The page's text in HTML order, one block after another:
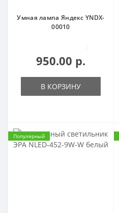
Умная лампа Яндекс YNDX-
00010
950.00 р.
В КОРЗИНУ
Популярный